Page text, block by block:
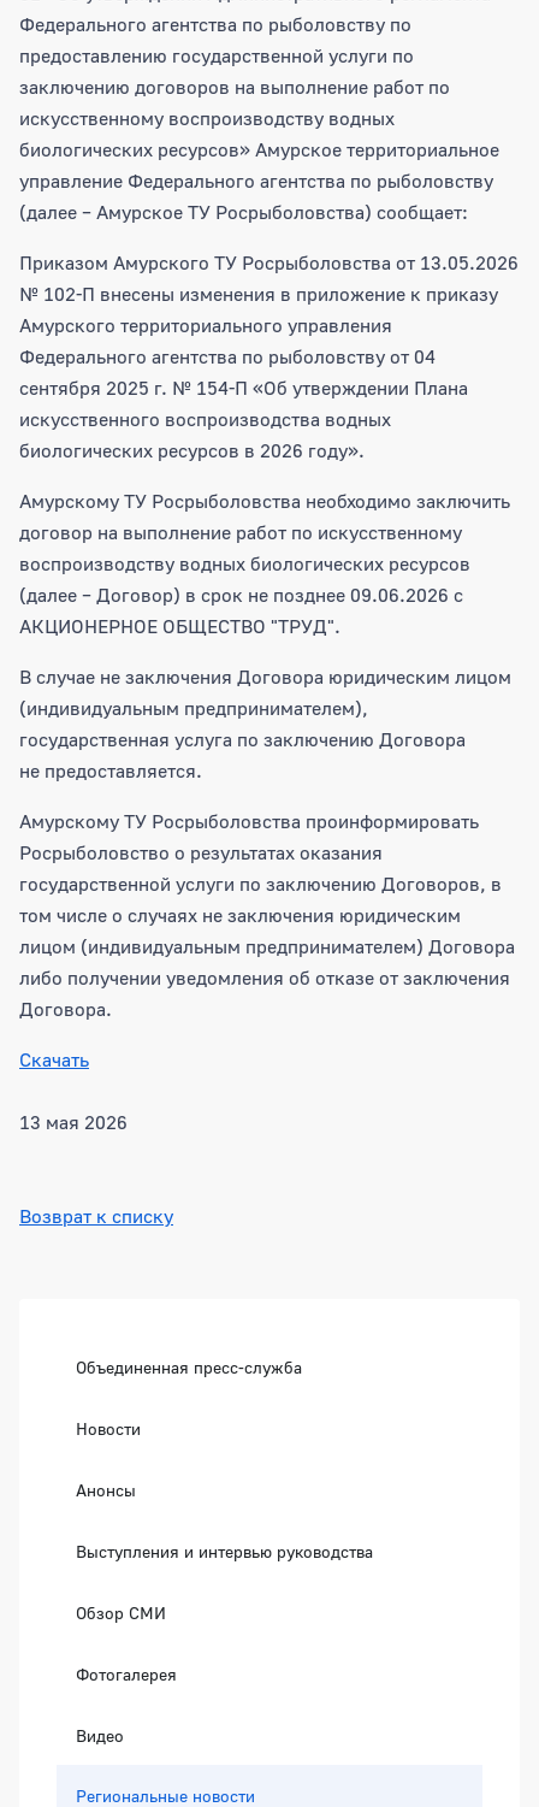
Федерального агентства по рыболовству по
предоставлению государственной услуги по
заключению договоров на выполнение работ по
искусственному воспроизводству водных
биологических ресурсов» Амурское территориальное
управление Федерального агентства по рыболовству
(далее – Амурское ТУ Росрыболовства) сообщает:
Приказом Амурского ТУ Росрыболовства от 13.05.2026
№ 102-П внесены изменения в приложение к приказу
Амурского территориального управления
Федерального агентства по рыболовству от 04
сентября 2025 г. № 154-П «Об утверждении Плана
искусственного воспроизводства водных
биологических ресурсов в 2026 году».
Амурскому ТУ Росрыболовства необходимо заключить
договор на выполнение работ по искусственному
воспроизводству водных биологических ресурсов
(далее – Договор) в срок не позднее 09.06.2026 c
АКЦИОНЕРНОЕ ОБЩЕСТВО "ТРУД".
В случае не заключения Договора юридическим лицом
(индивидуальным предпринимателем),
государственная услуга по заключению Договора
не предоставляется.
Амурскому ТУ Росрыболовства проинформировать
Росрыболовство о результатах оказания
государственной услуги по заключению Договоров, в
том числе о случаях не заключения юридическим
лицом (индивидуальным предпринимателем) Договора
либо получении уведомления об отказе от заключения
Договора.
Скачать
13 мая 2026
Возврат к списку
Объединенная пресс-служба
Новости
Анонсы
Выступления и интервью руководства
Обзор СМИ
Фотогалерея
Видео
Региональные новости